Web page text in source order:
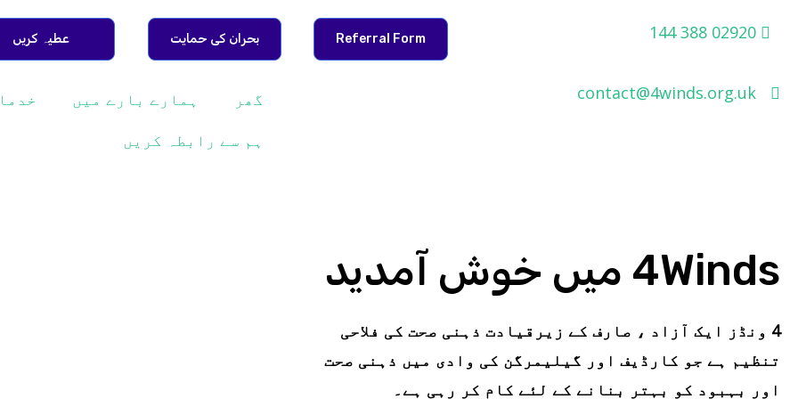
02920 388 144
Referral Form بحران کی حمایت عطیہ کریں
contact@4winds.org.uk گھر ہمارے بارے میں
ہم سے رابطہ کریں
4Winds میں خوش آمدید
4 ونڈز ایک آزاد ، صارف کے زیرقیادت ذہنی صحت کی فلاحی
تنظیم ہے جو کارڈیف اور گیلیمرگن کی وادی میں ذہنی صحت
اور بہبود کو بہتر بنانے کے لئے کام کر رہی ہے۔